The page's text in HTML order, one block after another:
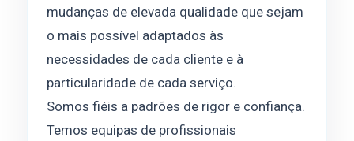
mudanças de elevada qualidade que sejam
o mais possível adaptados às
necessidades de cada cliente e à
particularidade de cada serviço.
Somos fiéis a padrões de rigor e confiança.
Temos equipas de profissionais